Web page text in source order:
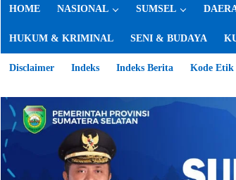
HOME NASIONAL SUMSEL
HUKUM & KRIMINAL SENI & BUDAYA
Disclaimer Indeks Indeks Berita Kode Etik